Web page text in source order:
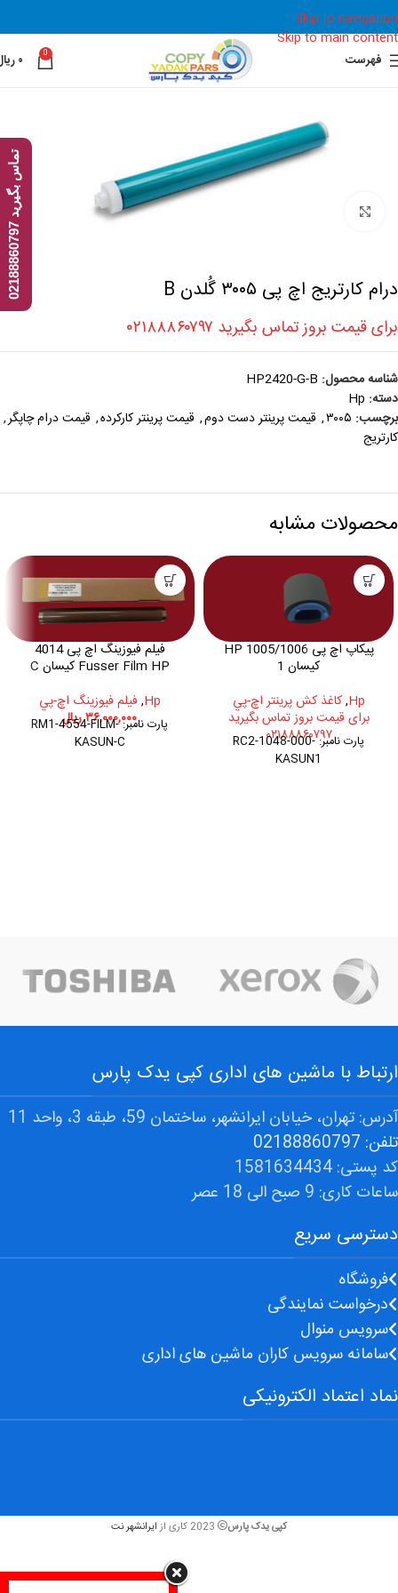
Skip to navigation
Skip to main content
فهرست 0 ۰
درام کارتریج اچ پی ۳۰۰۵ گُلدن B
برای قیمت بروز تماس بگیرید ۰۲۱۸۸۸۶۰۷۹۷
شناسه محصول: HP2420-G-B
دسته: Hp
برچسب: ۳۰۰۵, قیمت پرینتر دست دوم, قیمت پرینتر کارکرده, قیمت درام چاپگر,
کارتریج
محصولات مشابه
پیکاپ اچ پی HP 1005/1006
کیسان 1
Hp
,کاغذ کش پرينتر اچ-پي
برای قیمت بروز تماس بگیرید
۰۲۱۸۸۸۶۰۷۹۷
پارت نامبر: RC2-1048-000-
KASUN1
فیلم فیوزینگ اچ پی 4014
Fusser Film HP کیسان C
Hp
, فيلم فيوزينگ اچ-پي
۳۶,۰۰۰,۰۰۰ریال
پارت نامبر: RM1-4554-FILM-
KASUN-C
نماد اعتماد الکترونیکی
دسترسی سریع
فروشگاه
درخواست نمایندگی
سرویس منوال
سامانه سرویس کاران ماشین های اداری
ارتباط با ماشین های اداری کپی یدک پارس
آدرس: تهران، خیابان ایرانشهر، ساختمان 59، طبقه 3، واحد 11
تلفن: 02188860797
کد پستی: 1581634434
ساعات کاری: 9 صبح الی 18 عصر
کپی یدک پارس ایرانشهر نت
ت
م
ا
س
ب
گ
ی
ر
ی
د
0
2
1
8
8
8
6
0
7
9
7